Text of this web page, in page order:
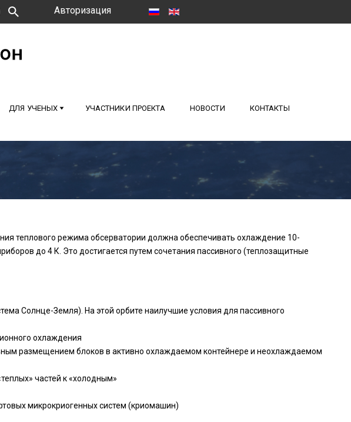
Авторизация
ДЛЯ УЧЕНЫХ УЧАСТНИКИ ПРОЕКТА НОВОСТИ КОНТАКТЫ
теплового режима обсерватории должна обеспечивать охлаждение 10-
до 4 К. Это достигается путем сочетания пассивного (теплозащитные
Солнце-Земля). На этой орбите наилучшие условия для пассивного
охлаждения
размещением блоков в активно охлаждаемом контейнере и неохлаждаемом
частей к «холодным»
микрокриогенных систем (криомашин)